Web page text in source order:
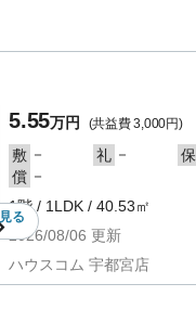
見る
5.55万円 (共益費 3,000円)
敷 － 礼 － 保
償 －
1階 / 1LDK / 40.53㎡
2026/08/06 更新
ハウスコム 宇都宮店